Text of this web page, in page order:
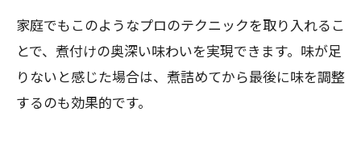
家庭でもこのようなプロのテクニックを取り入れるこ
とで、煮付けの奥深い味わいを実現できます。味が足
りないと感じた場合は、煮詰めてから最後に味を調整
するのも効果的です。